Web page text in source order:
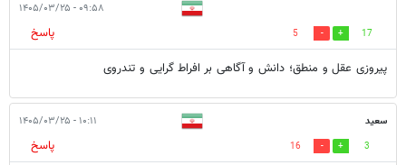
۰۹:۵۸ - ۱۴۰۵/۰۳/۲۵
17
5
پاسخ
پیروزی عقل و منطق؛ دانش و آگاهی بر افراط گرایی و تندروی
سعید ۱۰:۱۱ - ۱۴۰۵/۰۳/۲۵
3
16
پاسخ